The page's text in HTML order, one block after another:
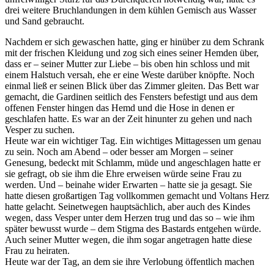
drei weitere Bruchlandungen in dem kühlen Gemisch aus Wasser
und Sand gebraucht.
Nachdem er sich gewaschen hatte, ging er hinüber zu dem Schrank
mit der frischen Kleidung und zog sich eines seiner Hemden über,
dass er – seiner Mutter zur Liebe – bis oben hin schloss und mit
einem Halstuch versah, ehe er eine Weste darüber knöpfte. Noch
einmal ließ er seinen Blick über das Zimmer gleiten. Das Bett war
gemacht, die Gardinen seitlich des Fensters befestigt und aus dem
offenen Fenster hingen das Hemd und die Hose in denen er
geschlafen hatte. Es war an der Zeit hinunter zu gehen und nach
Vesper zu suchen.
Heute war ein wichtiger Tag. Ein wichtiges Mittagessen um genau
zu sein. Noch am Abend – oder besser am Morgen – seiner
Genesung, bedeckt mit Schlamm, müde und angeschlagen hatte er
sie gefragt, ob sie ihm die Ehre erweisen würde seine Frau zu
werden. Und – beinahe wider Erwarten – hatte sie ja gesagt. Sie
hatte diesen großartigen Tag vollkommen gemacht und Voltans Herz
hatte gelacht. Seinetwegen hauptsächlich, aber auch des Kindes
wegen, dass Vesper unter dem Herzen trug und das so – wie ihm
später bewusst wurde – dem Stigma des Bastards entgehen würde.
Auch seiner Mutter wegen, die ihm sogar angetragen hatte diese
Frau zu heiraten.
Heute war der Tag, an dem sie ihre Verlobung öffentlich machen